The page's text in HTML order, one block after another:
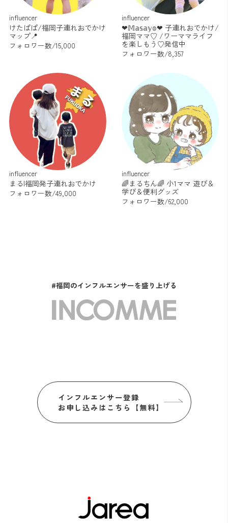
influencer
けたぱぱ/福岡子連れおでかけ
マップ📍
フォロワー数/15,000
influencer
❤︎𝕄𝕒𝕤𝕒𝕪𝕠❤︎ 子連れおでかけ/
福岡ママ♡ /ワーママライフ
を楽しもう♡発信中
フォロワー数/8,357
influencer
まる|福岡発子連れおでかけ
フォロワー数/49,000
influencer
🌈まるちん🌈 小1ママ 遊び＆
学び＆便利グッズ
フォロワー数/62,000
#福岡のインフルエンサーを盛り上げる
インフルエンサー登録
お申し込みはこちら【無料】